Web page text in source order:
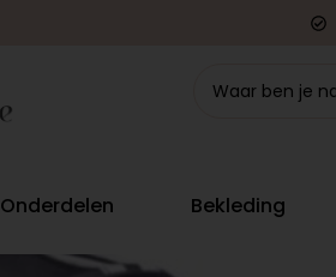
Onderdelen Bekleding